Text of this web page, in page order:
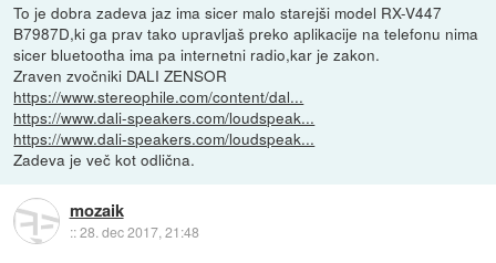
To je dobra zadeva jaz ima sicer malo starejši model RX-V447
B7987D,ki ga prav tako upravljaš preko aplikacije na telefonu nima
sicer bluetootha ima pa internetni radio,kar je zakon.
Zraven zvočniki DALI ZENSOR
https://www.stereophile.com/content/dal...
https://www.dali-speakers.com/loudspeak...
https://www.dali-speakers.com/loudspeak...
Zadeva je več kot odlična.
mozaik
::28. dec 2017, 21:48